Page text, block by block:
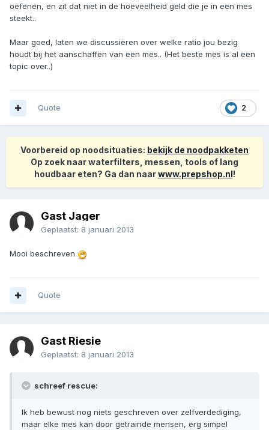
oefenen, en zit dat niet in de hoeveelheid geld die je in een mes
steekt..
Maar goed, laten we discussiëren over welke ratio jou bezig
houdt bij het aanschaffen van een mes.. (Het beste mes is al een
topic over..)
2
Quote
Voorbereid op noodsituaties: bekijk de noodpakketen
Op zoek naar waterfilters, messen, tools of lang
houdbaar eten? Ga dan naarwww.prepshop.nl!
Gast Jager
Geplaatst: 8 januari 2013
Mooi beschreven
Quote
Gast Riesie
Geplaatst: 8 januari 2013
schreef rescue:
Ik heb bewust nog niets geschreven over zelfverdediging,
maar elke mes kan door getrainde mensen, erg simpel